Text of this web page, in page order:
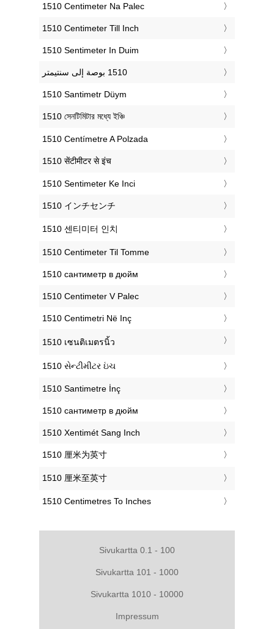
‎1510 Centimeter Na Palec
‎1510 Centimeter Till Inch
‎1510 Sentimeter In Duim
‎1510 Santimetr Düym
‎1510 সেনটিমিটার মধ্যে ইঞ্চি
‎1510 Centímetre A Polzada
‎1510 सेंटीमीटर से इंच
‎1510 Sentimeter Ke Inci
‎1510 インチセンチ
‎1510 센티미터 인치
‎1510 Centimeter Til Tomme
‎1510 сантиметр в дюйм
‎1510 Centimeter V Palec
‎1510 Centimetri Në Inç
‎1510 เซนติเมตรนิ้ว
‎1510 સેન્ટીમીટર ઇંચ
‎1510 Santimetre İnç
‎1510 сантиметр в дюйм
‎1510 Xentimét Sang Inch
‎1510 厘米为英寸
‎1510 厘米至英寸
‎1510 Centimetres To Inches
Sivukartta 0.1 - 100
Sivukartta 101 - 1000
Sivukartta 1010 - 10000
Impressum